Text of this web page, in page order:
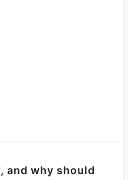
and why should